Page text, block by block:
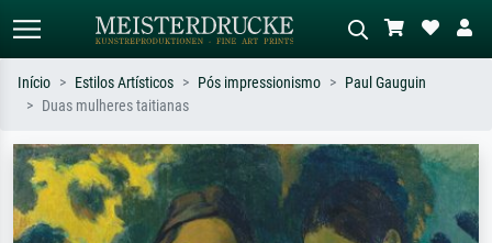
Pesquise por artista, título ou estilo –
ex: Monet, Noite Estrelada,
impressionismo, onda de Hokusai, nu.
Descreva a cena – ex: prado verde,
abstrato com muito vermelho, pintura
a óleo escura, nu em pé ao lado de
uma árvore.
Início Estilos Artísticos Pós impressionismo
Paul Gauguin
Duas mulheres taitianas